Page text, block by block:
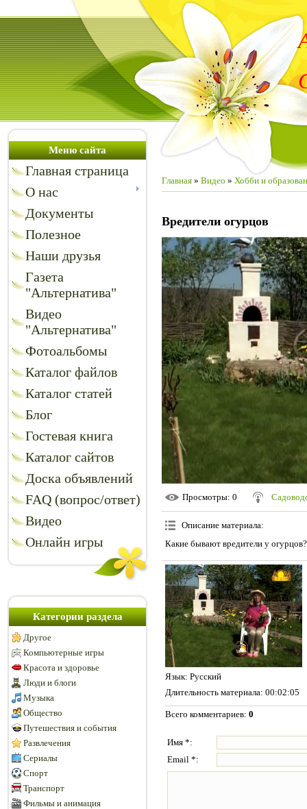
Меню сайта
Главная страница
О нас
Документы
Полезное
Наши друзья
Газета
"Альтернатива"
Видео
"Альтернатива"
Фотоальбомы
Каталог файлов
Каталог статей
Блог
Гостевая книга
Каталог сайтов
Доска объявлений
FAQ (вопрос/ответ)
Видео
Онлайн игры
Категории раздела
Другое
Компьютерные игры
Красота и здоровье
Люди и блоги
Музыка
Общество
Путешествия и события
Развлечения
Сериалы
Спорт
Транспорт
Фильмы и анимация
Главная » Видео » Хобби и
Вредители огурцов
Просмотры: 0
Описание материала:
Какие бывают вредители у огурцов?
Язык: Русский
Длительность материала: 00:02:05
Всего комментариев: 0
Имя *:
Email *: